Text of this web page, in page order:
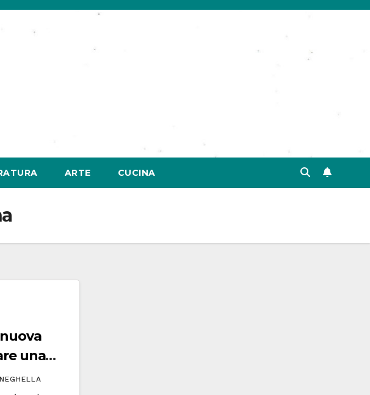
ARTE CUCINA
una